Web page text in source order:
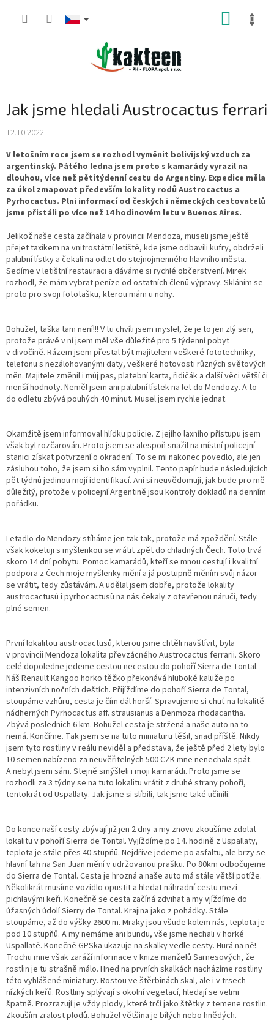
Jak jsme hledali Austrocactus ferrari
12.10.2022
V letošním roce jsem se rozhodl vyměnit bolivijský vzduch za
argentinský. Pátého ledna jsem proto s kamarády vyrazil na
dlouhou, více než pětitýdenní cestu do Argentiny. Expedice měla
za úkol zmapovat především lokality rodů Austrocactus a
Pyrhocactus. Plni informací od českých i německých cestovatelů
jsme přistáli po více než 14 hodinovém letu v Buenos Aires.
Jelikož naše cesta začínala v provincii Mendoza, museli jsme ještě
přejet taxíkem na vnitrostátní letiště, kde jsme odbavili kufry, obdrželi
palubní lístky a čekali na odlet do stejnojmenného hlavního města.
Sedíme v letištní restauraci a dáváme si rychlé občerstvení. Mirek
rozhodl, že mám vybrat peníze od ostatních členů výpravy. Skláním se
proto pro svoji fototašku, kterou mám u nohy.
Bohužel, taška tam není!!! V tu chvíli jsem myslel, že je to jen zlý sen,
protože právě v ní jsem měl vše důležité pro 5 týdenní pobyt
v divočině. Rázem jsem přestal být majitelem veškeré fototechniky,
telefonu s nezálohovanými daty, veškeré hotovosti různých světových
měn. Majitele změnil i můj pas, platební karta, řidičák a další věci větší či
menší hodnoty. Neměl jsem ani palubní lístek na let do Mendozy. A to
do odletu zbývá pouhých 40 minut. Musel jsem rychle jednat.
Okamžitě jsem informoval hlídku policie. Z jejího laxního přístupu jsem
však byl rozčarován. Proto jsem se alespoň snažil na místní policejní
stanici získat potvrzení o okradení. To se mi nakonec povedlo, ale jen
zásluhou toho, že jsem si ho sám vyplnil. Tento papír bude následujících
pět týdnů jedinou mojí identifikací. Ani si neuvědomuji, jak bude pro mě
důležitý, protože v policejní Argentině jsou kontroly dokladů na denním
pořádku.
Letadlo do Mendozy stíháme jen tak tak, protože má zpoždění. Stále
však koketuji s myšlenkou se vrátit zpět do chladných Čech. Toto trvá
skoro 14 dní pobytu. Pomoc kamarádů, kteří se mnou cestují i kvalitní
podpora z Čech moje myšlenky mění a já postupně měním svůj názor
se vrátit, tedy zůstávám. A udělal jsem dobře, protože lokality
austrocactusů i pyrhocactusů na nás čekaly z otevřenou náručí, tedy
plné semen.
První lokalitou austrocactusů, kterou jsme chtěli navštívit, byla
v provincii Mendoza lokalita převzácného Austrocactus ferrarii. Skoro
celé dopoledne jedeme cestou necestou do pohoří Sierra de Tontal.
Náš Renault Kangoo horko těžko překonává hluboké kaluže po
intenzivních nočních deštích. Přijíždíme do pohoří Sierra de Tontal,
stoupáme vzhůru, cesta je čím dál horší. Spravujeme si chuť na lokalitě
nádherných Pyrhocactus aff. strausianus a Denmoza rhodacantha.
Zbývá posledních 6 km. Bohužel cesta je stržená a naše auto na to
nemá. Končíme. Tak jsem se na tuto miniaturu těšil, snad příště. Nikdy
jsem tyto rostliny v reálu neviděl a představa, že ještě před 2 lety bylo
10 semen nabízeno za neuvěřitelných 500 CZK mne nenechala spát.
A nebyl jsem sám. Stejně smýšleli i moji kamarádi. Proto jsme se
rozhodli za 3 týdny se na tuto lokalitu vrátit z druhé strany pohoří,
tentokrát od Uspallaty. Jak jsme si slíbili, tak jsme také učinili.
Do konce naší cesty zbývají již jen 2 dny a my znovu zkoušíme zdolat
lokalitu v pohoří Sierra de Tontal. Vyjíždíme po 14. hodině z Uspallaty,
teplota je stále přes 40 stupňů. Nejdříve jedeme po asfaltu, ale brzy se
hlavní tah na San Juan mění v udržovanou prašku. Po 80km odbočujeme
do Sierra de Tontal. Cesta je hrozná a naše auto má stále větší potíže.
Několikrát musíme vozidlo opustit a hledat náhradní cestu mezi
pichlavými keři. Konečně se cesta začíná zdvihat a my vjíždíme do
úžasných údolí Sierry de Tontal. Krajina jako z pohádky. Stále
stoupáme, až do výšky 2600 m. Mraky jsou všude kolem nás, teplota je
pod 10 stupňů. A my nemáme ani bundu, vše jsme nechali v horké
Uspallatě. Konečně GPSka ukazuje na skalky vedle cesty. Hurá na ně!
Trochu mne však zaráží informace v knize manželů Sarnesových, že
rostlin je tu strašně málo. Hned na prvních skalkách nacházíme rostliny
této vyhlášené miniatury. Rostou ve štěrbinách skal, ale i v trsech
nízkých keřů. Rostliny splývají s okolní vegetací, hledají se velmi
špatně. Prozrazují je vždy plody, které trčí jako štětky z temene rostlin.
Zkouším zralost plodů. Bohužel většina je bílých nebo hnědých.